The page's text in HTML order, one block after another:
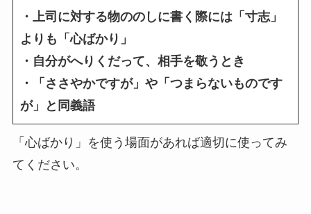
・上司に対する物ののしに書く際には「寸志」
よりも「心ばかり」
・自分がへりくだって、相手を敬うとき
・「ささやかですが」や「つまらないものです
が」と同義語
「心ばかり」を使う場面があれば適切に使ってみ
てください。